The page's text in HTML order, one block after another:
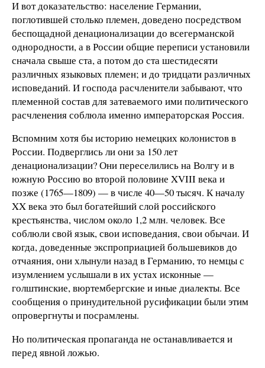
И вот доказательство: население Германии,
поглотившей столько племен, доведено посредством
беспощадной денационализации до всегерманской
однородности, а в России общие переписи установили
сначала свыше ста, а потом до ста шестидесяти
различных языковых племен; и до тридцати различных
исповеданий. И господа расчленители забывают, что
племенной состав для затеваемого ими политического
расчленения соблюла именно императорская Россия.
Вспомним хотя бы историю немецких колонистов в
России. Подверглись ли они за 150 лет
денационализации? Они переселились на Волгу и в
южную Россию во второй половине XVIII века и
позже (1765—1809) — в числе 40—50 тысяч. К началу
XX века это был богатейший слой российского
крестьянства, числом около 1,2 млн. человек. Все
соблюли свой язык, свои исповедания, свои обычаи. И
когда, доведенные экспроприацией большевиков до
отчаяния, они хлынули назад в Германию, то немцы с
изумлением услышали в их устах исконные —
голштинские, вюртембергские и иные диалекты. Все
сообщения о принудительной русификации были этим
опровергнуты и посрамлены.
Но политическая пропаганда не останавливается и
перед явной ложью.